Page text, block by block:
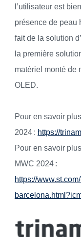
l’utilisateur est
présence de peau
fait de la solution
la première
matériel monté de
OLED.
Pour en savoir
2024 : https://
Pour en savoir
MWC 2024 :
https://